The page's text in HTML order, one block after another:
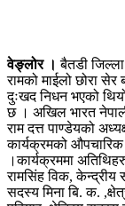
वेङ्लोर । बैतडी
रामको माईलो छोरा
दुःखद निधन भएको
छ । अखिल भारत
राम दत्त पाण्डेयको
कार्यक्रमको
।कार्यक्रममा
रामसिंह विक, केन्द्रीय
सदस्य मिना बि. क.